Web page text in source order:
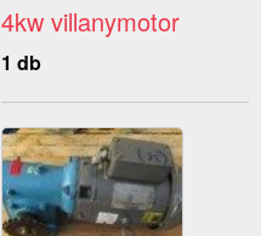
4kw villanymotor
1 db